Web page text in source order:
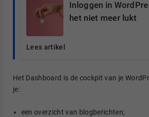
Inloggen in
het niet meer lukt
Lees artikel
Het Dashboard is de cockpit van je
je:
een overzicht van blogberichten;